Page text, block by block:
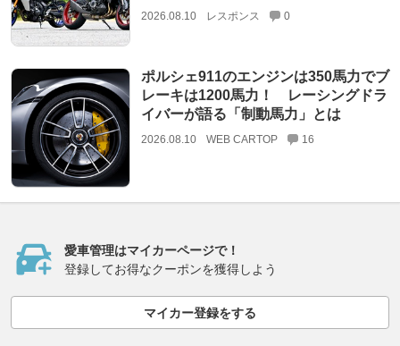
2026.08.10 レスポンス 0
ポルシェ911のエンジンは350馬力でブ
レーキは1200馬力！ レーシングドラ
イバーが語る「制動馬力」とは
2026.08.10 WEB CARTOP 16
愛車管理はマイカーページで！
登録してお得なクーポンを獲得しよう
マイカー登録をする